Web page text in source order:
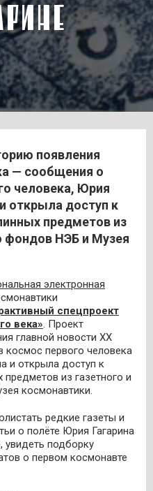
появления
— сообщения о
человека, Юрия
открыла доступ к
предметов из
фондов НЭБ и Музея
электронная
спецпроект
века». Проект
главной новости XX
первого человека
и открыла доступ к
из газетного и
космонавтики.
редкие газеты и
о полёте Юрия Гагарина
увидеть подборку
о первом космонавте